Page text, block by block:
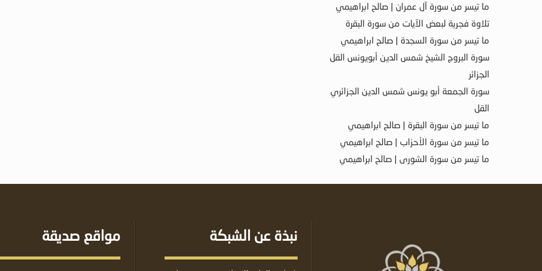
ما تيسر من سورة آل عمران | صالح ابراهيمي
تلاوة فجرية لبعض الآيات من سورة البقرة
ما تيسر من سورة السجدة | صالح ابراهيمي
سورة البروج الشيخ شمس الدين أبويونس القل
الجزائر
سورة الجمعة أبو يونس شمس الدين الجزائري
القل
ما تيسر من سورة البقرة | صالح ابراهيمي
ما تيسر من سورة الأحزاب | صالح ابراهيمي
ما تيسر من سورة الشورى | صالح ابراهيمي
نبذة عن الشبكة مواقع صديقة